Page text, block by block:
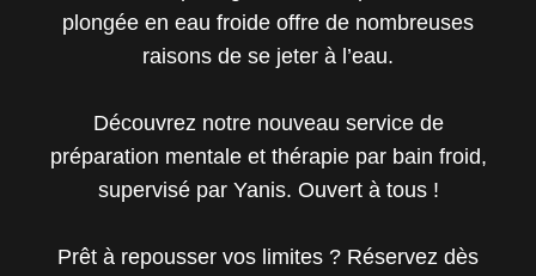
plongée en eau froide offre de nombreuses
raisons de se jeter à l’eau.
Découvrez notre nouveau service de
préparation mentale et thérapie par bain froid,
supervisé par Yanis. Ouvert à tous !
Prêt à repousser vos limites ? Réservez dès